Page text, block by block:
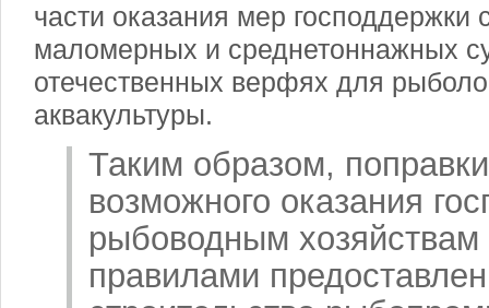
части оказания мер господдержки
маломерных и среднетоннажных
отечественных верфях для
аквакультуры.
Таким образом,
возможного оказания
рыбоводным хозяйствам
правилами